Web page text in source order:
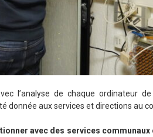
l’analyse de chaque ordinateur
donnée aux services et directions au
avec des services